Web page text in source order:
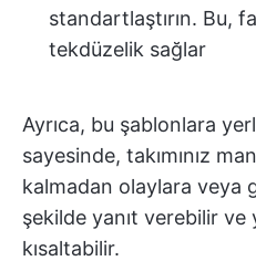
standartlaştırın. Bu,
tekdüzelik sağlar
Ayrıca, bu şablonlara
sayesinde, takımınız
kalmadan olaylara veya
şekilde yanıt verebilir ve
kısaltabilir.